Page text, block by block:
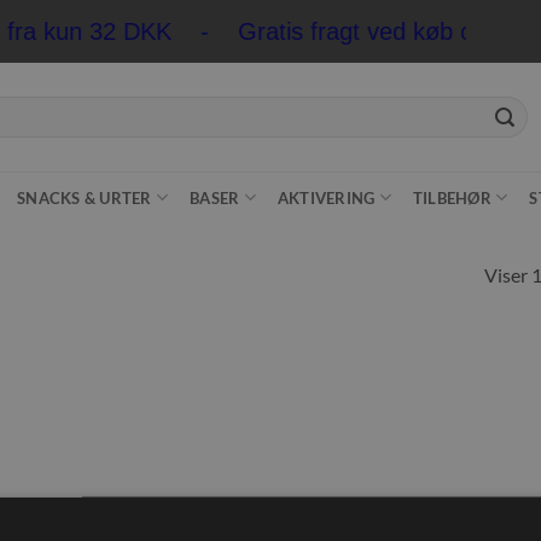
kun 32 DKK - Gratis fragt ved køb over
SNACKS & URTER BASER AKTIVERING TILBEHØR
Viser